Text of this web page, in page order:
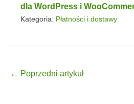
dla WordPress i
Kategoria: Płatności i dostawy
Post Navigation
← Poprzedni artykuł